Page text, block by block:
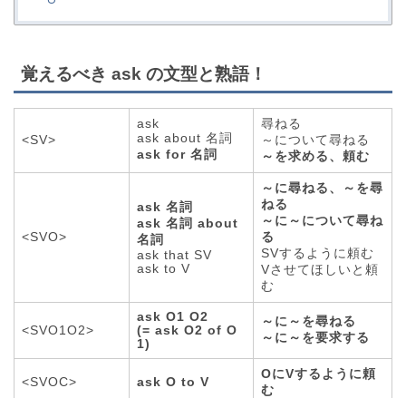
覚えるべき ask の文型と熟語！
<SV>
ask
ask about 名詞
ask for 名詞
尋ねる
～について尋ねる
～を求める、頼む
<SVO>
ask 名詞
ask 名詞 about
名詞
ask that SV
ask to V
～に尋ねる、～を尋
ねる
～に～について尋ね
る
SVするように頼む
Vさせてほしいと頼
む
<SVO1O2>
ask O1 O2
(= ask O2 of O
1)
～に～を尋ねる
～に～を要求する
<SVOC> ask O to V
OにVするように頼
む